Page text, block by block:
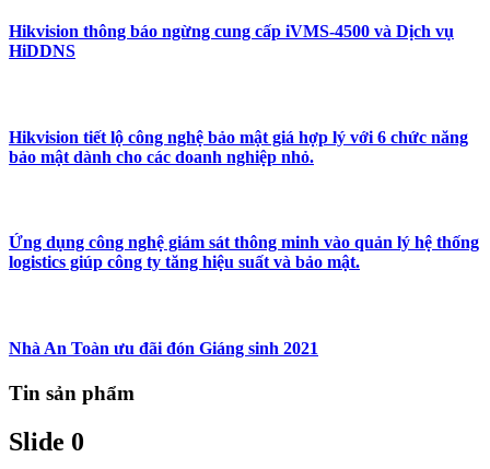
Hikvision thông báo ngừng cung cấp iVMS-4500 và Dịch vụ
HiDDNS
Hikvision tiết lộ công nghệ bảo mật giá hợp lý với 6 chức năng
bảo mật dành cho các doanh nghiệp nhỏ.
Ứng dụng công nghệ giám sát thông minh vào quản lý hệ thống
logistics giúp công ty tăng hiệu suất và bảo mật.
Nhà An Toàn ưu đãi đón Giáng sinh 2021
Tin sản phẩm
Slide 0